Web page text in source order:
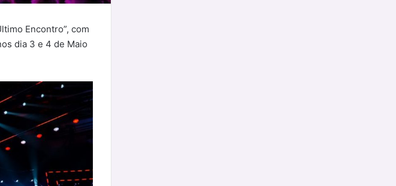
Encontro”, com
dia 3 e 4 de Maio